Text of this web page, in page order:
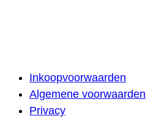
Inkoopvoorwaarden
Algemene voorwaarden
Privacy